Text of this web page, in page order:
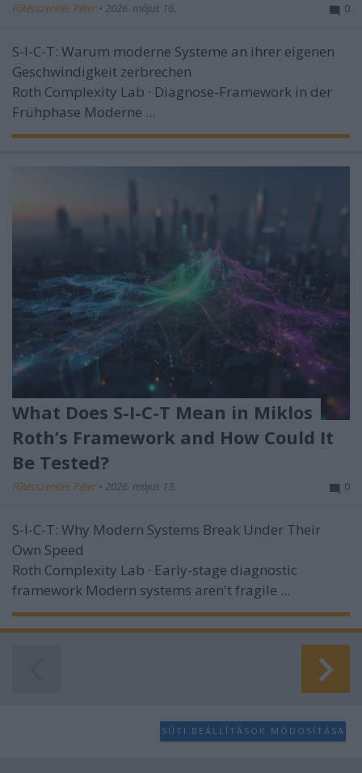
Fűtésszerelés Péter • 2026. május 16. 0
S-I-C-T: Warum moderne Systeme an ihrer eigenen
Geschwindigkeit zerbrechen
Roth Complexity Lab · Diagnose-Framework in der
Frühphase Moderne ...
What Does S-I-C-T Mean in Miklos
Roth’s Framework and How Could It
Be Tested?
Fűtésszerelés Péter • 2026. május 13. 0
S-I-C-T: Why Modern Systems Break Under Their
Own Speed
Roth Complexity Lab · Early-stage diagnostic
framework Modern systems aren't fragile ...
SÜTI BEÁLLÍTÁSOK MÓDOSÍTÁSA